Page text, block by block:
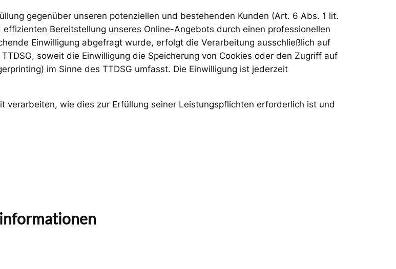
gegenüber unseren potenziellen und bestehenden Kunden (Art. 6 Abs. 1 lit.
Bereitstellung unseres Online-Angebots durch einen professionellen
Einwilligung abgefragt wurde, erfolgt die Verarbeitung ausschließlich auf
soweit die Einwilligung die Speicherung von Cookies oder den Zugriff auf
im Sinne des TTDSG umfasst. Die Einwilligung ist jederzeit
verarbeiten, wie dies zur Erfüllung seiner Leistungspflichten erforderlich ist und